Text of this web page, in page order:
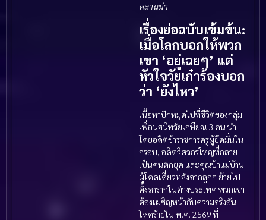
หลานม่า
เรื่องย่อฉบับเข้มข้น:
เมื่อโลกบอกให้พวก
เขา ‘อยู่เฉยๆ’ แต่
หัวใจวัยเก๋าร้องบอก
ว่า ‘ยังไหว’
เนื้อหาปักหมุดไปที่ชีวิตของกลุ่ม
เพื่อนสนิทวัยเกษียณ 3 คน นำ
โดยอดีตข้าราชการครูผู้ยึดมั่นใน
กรอบ, อดีตวิศวกรใหญ่ที่กลาย
เป็นคนตกยุค และคุณป้าแม่บ้าน
ผู้โดดเดี่ยวหลังจากลูกๆ ย้ายไป
ตั้งรกรากในต่างประเทศ พวกเขา
ต้องเผชิญหน้ากับความจริงอัน
โหดร้ายใน พ.ศ. 2569 ที่